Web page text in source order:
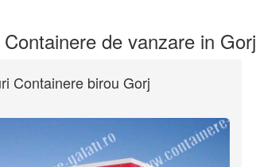
de vanzare in Gorj
Containere birou Gorj